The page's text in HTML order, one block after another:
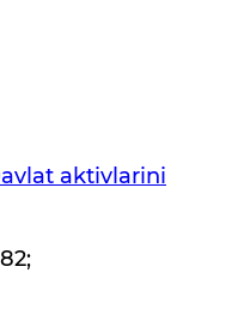
aktivlarini
;